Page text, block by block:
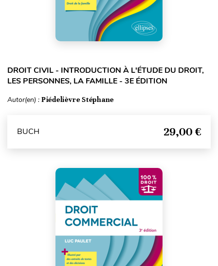
DROIT CIVIL - INTRODUCTION À L'ÉTUDE DU DROIT,
LES PERSONNES, LA FAMILLE - 3E ÉDITION
Autor(en) : Piédelièvre Stéphane
BUCH 29,00 €